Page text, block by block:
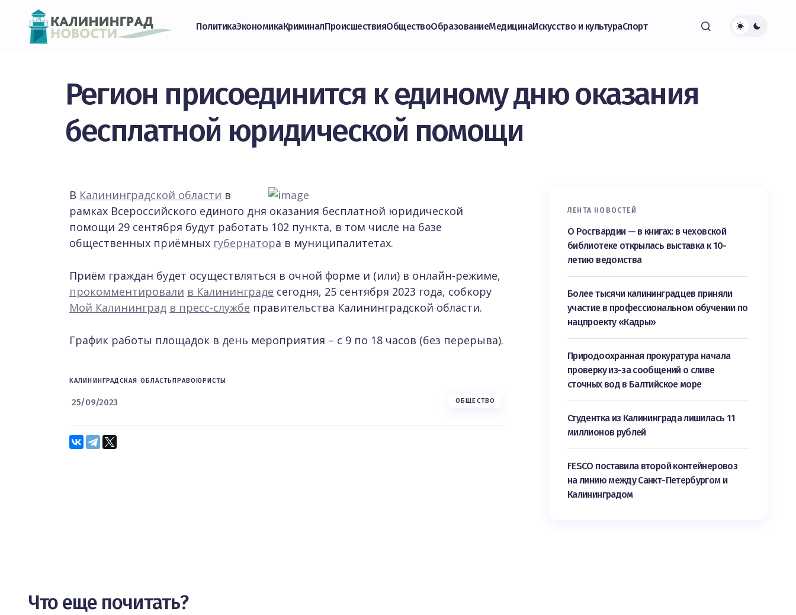
ПолитикаЭкономикаКриминалПроисшествияОбществоОбразованиеМедицинаИскусство и культураСпорт
Регион присоединится к единому дню оказания
бесплатной юридической помощи
В Калининградской области в
рамках Всероссийского единого дня оказания бесплатной юридической
помощи 29 сентября будут работать 102 пункта, в том числе на базе
общественных приёмных губернатора в муниципалитетах.
Приём граждан будет осуществляться в очной форме и (или) в онлайн-режиме,
прокомментировали в Калининграде сегодня, 25 сентября 2023 года, собкору
Мой Калининград в пресс-службе правительства Калининградской области.
График работы площадок в день мероприятия – с 9 по 18 часов (без перерыва).
КАЛИНИНГРАДСКАЯ ОБЛАСТЬПРАВОЮРИСТЫ
25/09/2023 ОБЩЕСТВО
ЛЕНТА НОВОСТЕЙ
О Росгвардии — в книгах: в чеховской
библиотеке открылась выставка к 10-
летию ведомства
Более тысячи калининградцев приняли
участие в профессиональном обучении по
нацпроекту «Кадры»
Природоохранная прокуратура начала
проверку из-за сообщений о сливе
сточных вод в Балтийское море
Студентка из Калининграда лишилась 11
миллионов рублей
FESCO поставила второй контейнеровоз
на линию между Санкт-Петербургом и
Калининградом
Что еще почитать?